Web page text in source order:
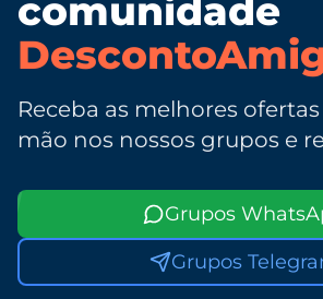
comunidade
Receba as melhores
mão nos nossos grupos e
Grupos
Grupos